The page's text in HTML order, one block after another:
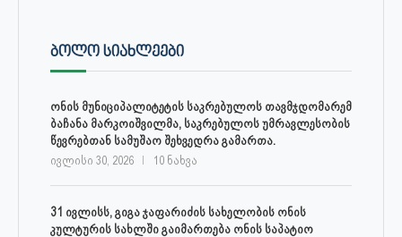
ᲑᲝᲚᲝ ᲡᲘᲐᲮᲚᲔᲔᲑᲘ
ონის მუნიციპალიტეტის საკრებულოს თავმჯდომარემ
ბაჩანა მარკოიშვილმა, საკრებულოს უმრავლესობის
წევრებთან სამუშაო შეხვედრა გამართა.
ივლისი 30, 2026 10 ნახვა
31 ივლისს, გიგა ჯაფარიძის სახელობის ონის
კულტურის სახლში გაიმართება ონის საპატიო